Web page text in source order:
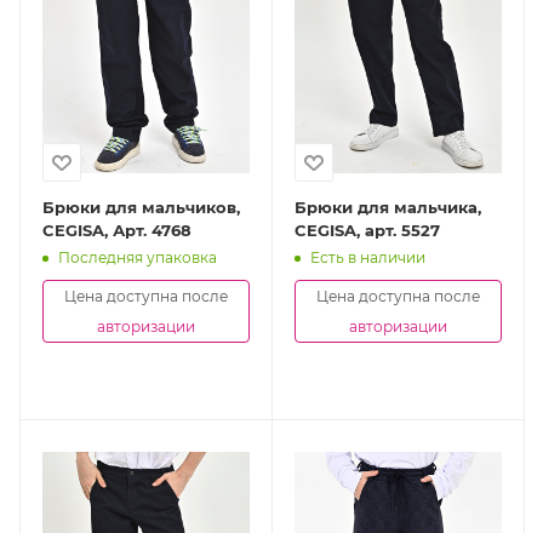
Брюки для мальчиков,
CEGISA, Арт. 4768
Последняя упаковка
Цена доступна после
авторизации
Брюки для мальчика,
CEGISA, арт. 5527
Есть в наличии
Цена доступна после
авторизации